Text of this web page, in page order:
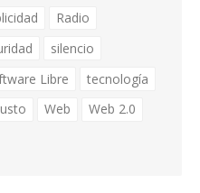
Radio
silencio
Libre
tecnología
Web
Web 2.0